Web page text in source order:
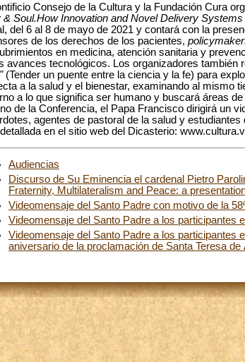
Consejo de la Cultura y la Fundación Cura
& Soul.How Innovation and Novel Delivery
del 6 al 8 de mayo de 2021 y contará con la
de los derechos de los pacientes,
en medicina, atención sanitaria y
avances tecnológicos. Los organizadores
(Tender un puente entre la ciencia y la fe) para
a la salud y el bienestar, examinando al mismo
a lo que significa ser humano y buscará áreas
de la Conferencia, el Papa Francisco dirigirá un
agentes de pastoral de la salud y
en el sitio web del Dicasterio:
Audiencias
Discurso de Su Eminencia el cardenal Pietro
Fraternity, Multilateralism and Peace: a
Videomensaje del Santo Padre con motivo de la
Videomensaje del Santo Padre a los participantes
Videomensaje del Santo Padre a los participantes
aniversario de la proclamación de Santa Teresa